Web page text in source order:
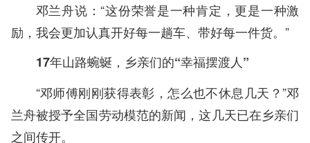
邓兰舟说：“这份荣誉是一种肯定，更是一种激
励，我会更加认真开好每一趟车、带好每一件货。”
17年山路蜿蜒，乡亲们的“幸福摆渡人”
“邓师傅刚刚获得表彰，怎么也不休息几天？”邓
兰舟被授予全国劳动模范的新闻，这几天已在乡亲们
之间传开。